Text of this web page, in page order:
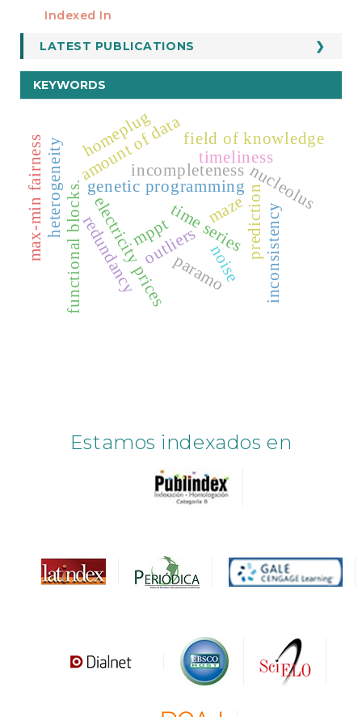
Indexed In
LATEST PUBLICATIONS
KEYWORDS
electricity prices
genetic programming prediction
time series
functional blocks.
heterogeneity
outliers noise inconsistency
incompleteness
amount of data
redundancy
timeliness
field of knowledge
homeplug
nucleolus
max-min fairness maze
mppt
paramo
Estamos indexados en